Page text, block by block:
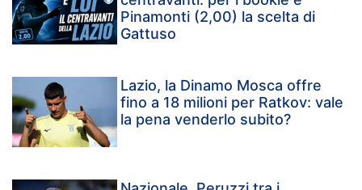
Pinamonti (2,00) la scelta di
Gattuso
Lazio, la Dinamo Mosca offre
fino a 18 milioni per Ratkov: vale
la pena venderlo subito?